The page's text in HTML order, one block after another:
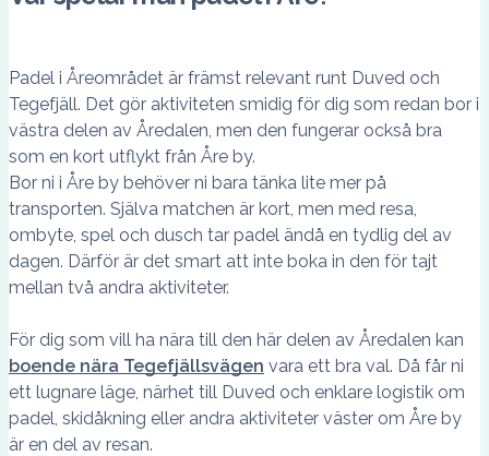
Padel i Åreområdet är främst relevant runt Duved och
Tegefjäll. Det gör aktiviteten smidig för dig som redan bor i
västra delen av Åredalen, men den fungerar också bra
som en kort utflykt från Åre by.
Bor ni i Åre by behöver ni bara tänka lite mer på
transporten. Själva matchen är kort, men med resa,
ombyte, spel och dusch tar padel ändå en tydlig del av
dagen. Därför är det smart att inte boka in den för tajt
mellan två andra aktiviteter.
För dig som vill ha nära till den här delen av Åredalen kan
boende nära Tegefjällsvägen vara ett bra val. Då får ni
ett lugnare läge, närhet till Duved och enklare logistik om
padel, skidåkning eller andra aktiviteter väster om Åre by
är en del av resan.